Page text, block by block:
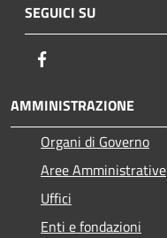
SEGUICI SU
AMMINISTRAZIONE
Organi di Governo
Aree Amministrative
Uffici
Enti e fondazioni